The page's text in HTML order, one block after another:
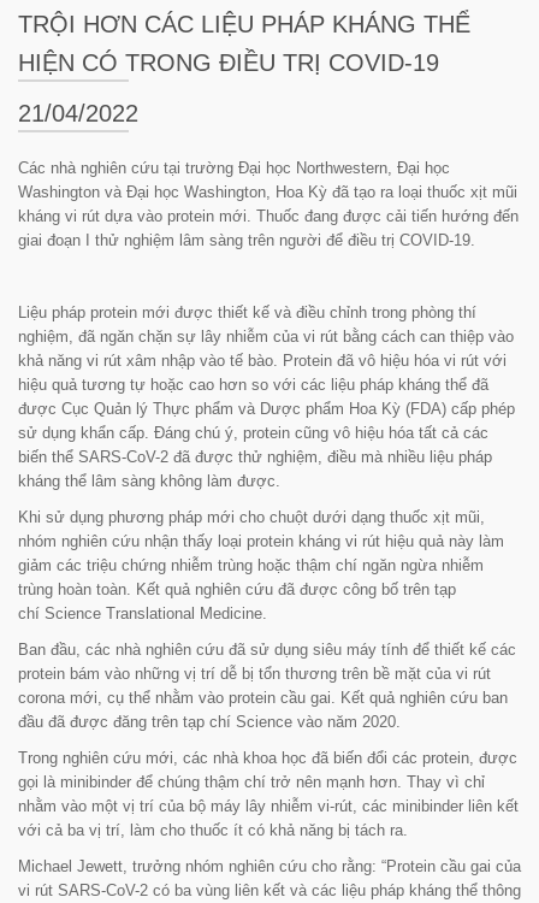
TRỘI HƠN CÁC LIỆU PHÁP KHÁNG THỂ
HIỆN CÓ TRONG ĐIỀU TRỊ COVID-19
21/04/2022
Các nhà nghiên cứu tại trường Đại học Northwestern, Đại học
Washington và Đại học Washington, Hoa Kỳ đã tạo ra loại thuốc xịt mũi
kháng vi rút dựa vào protein mới. Thuốc đang được cải tiến hướng đến
giai đoạn I thử nghiệm lâm sàng trên người để điều trị COVID-19.
Liệu pháp protein mới được thiết kế và điều chỉnh trong phòng thí
nghiệm, đã ngăn chặn sự lây nhiễm của vi rút bằng cách can thiệp vào
khả năng vi rút xâm nhập vào tế bào. Protein đã vô hiệu hóa vi rút với
hiệu quả tương tự hoặc cao hơn so với các liệu pháp kháng thể đã
được Cục Quản lý Thực phẩm và Dược phẩm Hoa Kỳ (FDA) cấp phép
sử dụng khẩn cấp. Đáng chú ý, protein cũng vô hiệu hóa tất cả các
biến thể SARS-CoV-2 đã được thử nghiệm, điều mà nhiều liệu pháp
kháng thể lâm sàng không làm được.
Khi sử dụng phương pháp mới cho chuột dưới dạng thuốc xịt mũi,
nhóm nghiên cứu nhận thấy loại protein kháng vi rút hiệu quả này làm
giảm các triệu chứng nhiễm trùng hoặc thậm chí ngăn ngừa nhiễm
trùng hoàn toàn. Kết quả nghiên cứu đã được công bố trên tạp
chí Science Translational Medicine
Ban đầu, các nhà nghiên cứu đã sử dụng siêu máy tính để thiết kế các
protein bám vào những vị trí dễ bị tổn thương trên bề mặt của vi rút
corona mới, cụ thể nhằm vào protein cầu gai. Kết quả nghiên cứu ban
đầu đã được đăng trên tạp chí Science vào năm 2020.
Trong nghiên cứu mới, các nhà khoa học đã biến đổi các protein, được
gọi là minibinder để chúng thậm chí trở nên mạnh hơn. Thay vì chỉ
nhằm vào một vị trí của bộ máy lây nhiễm vi-rút, các minibinder liên kết
với cả ba vị trí, làm cho thuốc ít có khả năng bị tách ra.
Michael Jewett, trưởng nhóm nghiên cứu cho rằng: “Protein cầu gai của
vi rút SARS-CoV-2 có ba vùng liên kết và các liệu pháp kháng thể thông